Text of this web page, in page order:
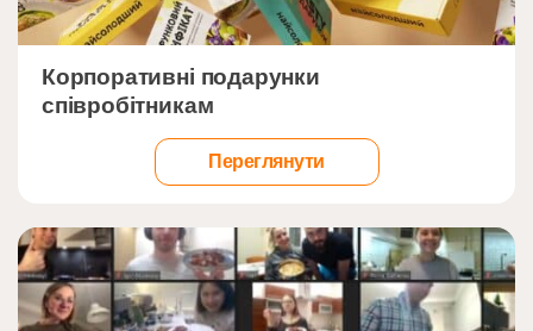
Корпоративні подарунки
співробітникам
Переглянути